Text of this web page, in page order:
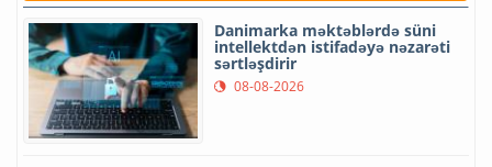
Danimarka məktəblərdə süni
intellektdən istifadəyə nəzarəti
sərtləşdirir
08-08-2026